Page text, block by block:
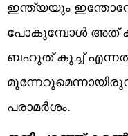
ഇന്ത്യയും
പോകുമ്പോള്‍ അത്
ബഹുത് കുച്ച്
പരാമര്‍ശം.